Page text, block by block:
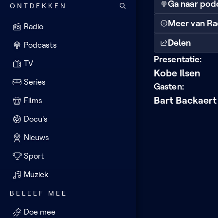
ONTDEKKEN
Radio
Podcasts
TV
Series
Films
Docu's
Nieuws
Sport
Muziek
BELEEF MEE
Doe mee
Ga naar
Meer van
Delen
Presentatie:
Kobe Ilsen
Gasten:
Bart Backaert